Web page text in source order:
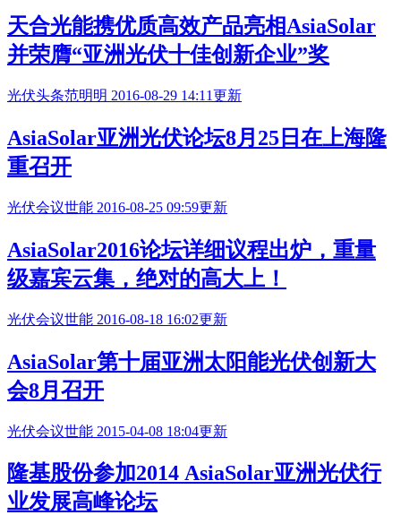
天合光能携优质高效产品亮相AsiaSolar
并荣膺“亚洲光伏十佳创新企业”奖
光伏头条范明明 2016-08-29 14:11更新
AsiaSolar亚洲光伏论坛8月25日在上海隆
重召开
光伏会议世能 2016-08-25 09:59更新
AsiaSolar2016论坛详细议程出炉，重量
级嘉宾云集，绝对的高大上！
光伏会议世能 2016-08-18 16:02更新
AsiaSolar第十届亚洲太阳能光伏创新大
会8月召开
光伏会议世能 2015-04-08 18:04更新
隆基股份参加2014 AsiaSolar亚洲光伏行
业发展高峰论坛